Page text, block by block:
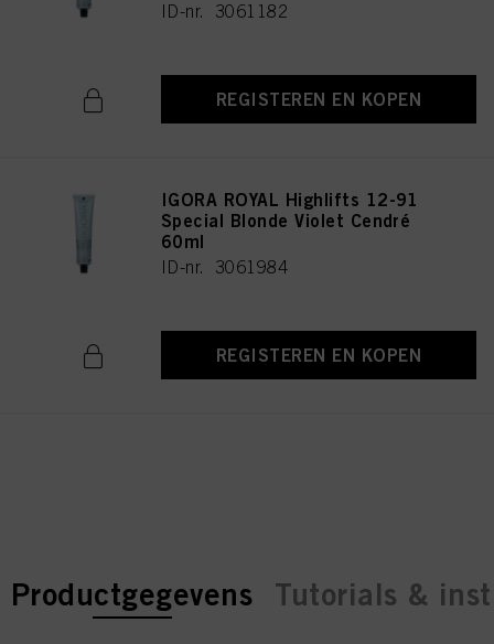
ID-nr. 3061182
REGISTEREN EN KOPEN
IGORA ROYAL Highlifts 12-91
Special Blonde Violet Cendré
60ml
ID-nr. 3061984
REGISTEREN EN KOPEN
current tab:
current tab:
Productgegevens Tutorials &